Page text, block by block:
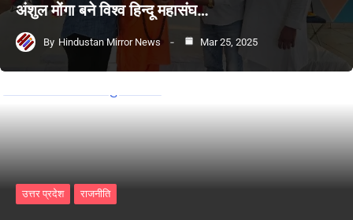
अंशुल मोंगा बने विश्व हिन्दू महासंघ…
By Hindustan Mirror News Mar 25, 2025
उत्तर प्रदेश राजनीति